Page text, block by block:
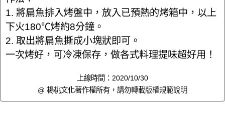
1. 將扁魚排入烤盤中，放入已預熱的烤箱中，以上
下火180℃烤約8分鐘。
2. 取出將扁魚撕成小塊狀即可。
一次烤好，可冷凍保存，做各式料理提味超好用！
上線時間：2020/10/30
@ 楊桃文化著作權所有，請勿轉載版權規範說明